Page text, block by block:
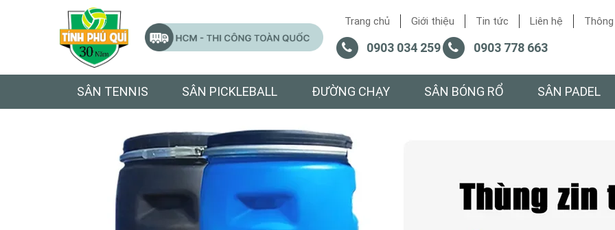
Trang chủ Giới thiệu Tin tức Liên hệ
0903 034 259 0903 778 663
SÂN TENNIS SÂN PICKLEBALL ĐƯỜNG CHẠY SÂN BÓNG RỔ SÂN PADEL